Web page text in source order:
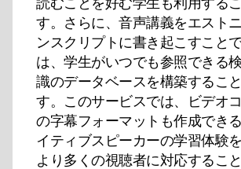
す。さらに、音声講義をエスト
ンスクリプトに書き起こすこと
は、学生がいつでも参照できる
識のデータベースを構築するこ
す。このサービスでは、ビデオ
の字幕フォーマットも作成でき
イティブスピーカーの学習体験を
より多くの視聴者に対応するこ